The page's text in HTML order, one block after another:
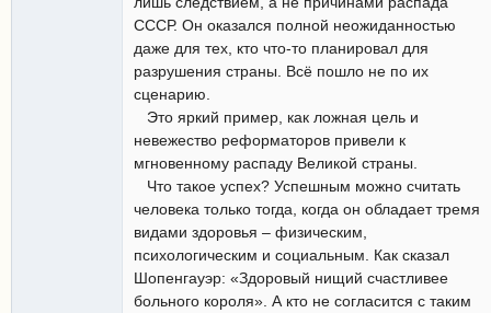
СССР. Он оказался полной неожиданностью
даже для тех, кто что-то планировал для
разрушения страны. Всё пошло не по их
сценарию.
Это яркий пример, как ложная цель и
невежество реформаторов привели к
мгновенному распаду Великой страны.
Что такое успех? Успешным можно считать
человека только тогда, когда он обладает тремя
видами здоровья – физическим,
психологическим и социальным. Как сказал
Шопенгауэр: «Здоровый нищий счастливее
больного короля». А кто не согласится с таким